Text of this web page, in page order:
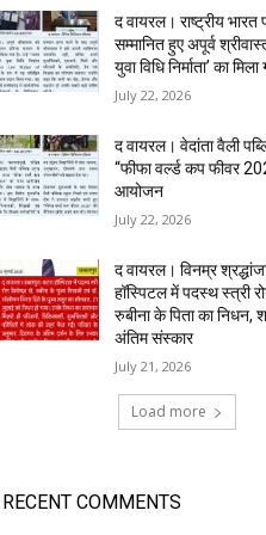
द वायरल। राष्ट्रीय भारत
सम्मानित हुए अपूर्व
युवा विधि निर्माता’ का मिला
July 22, 2026
द वायरल। वेदांता वैली
“फीफा वर्ल्ड कप फीवर
आयोजन
July 22, 2026
द वायरल। विनम्र
हॉस्पिटल में पदस्थ स्त्री
रुबीना के पिता का निधन,
अंतिम संस्कार
July 21, 2026
Load more
RECENT COMMENTS